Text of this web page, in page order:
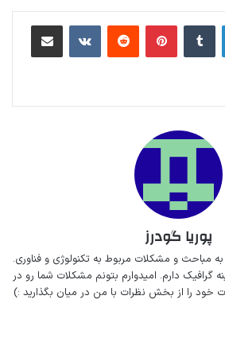
لینکداینتامبلر پینتریستReddit
VKontakteاشتراک گذاری با ایمیل
پوریا گودرز
به مباحث‌ و‌‌ مشکلات مربوط به تکنولوژی و فناوری.
گرافیک دارم. امیدوارم بتونم مشکلات شما رو در
خود را از بخش نظرات با من در میان بگذارید :)